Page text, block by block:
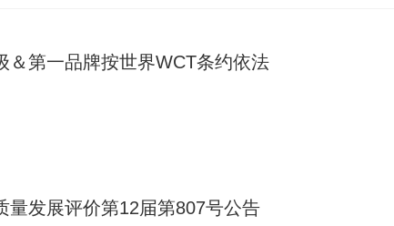
＆第一品牌按世界WCT条约依法
量发展评价第12届第807号公告